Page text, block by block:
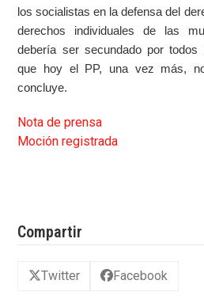
los socialistas en la defensa del
derechos individuales de las
debería ser secundado por
que hoy el PP, una vez más,
concluye.
Nota de prensa
Moción registrada
Compartir
Twitter Facebook